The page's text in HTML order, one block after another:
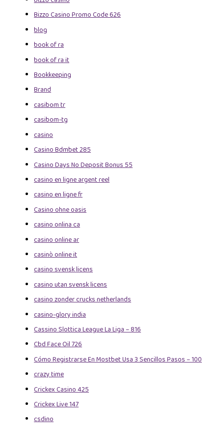
Bizzo Casino Promo Code 626
blog
book of ra
book of ra it
Bookkeeping
Brand
casibom tr
casibom-tg
casino
Casino Bdmbet 285
Casino Days No Deposit Bonus 55
casino en ligne argent reel
casino en ligne fr
Casino ohne oasis
casino onlina ca
casino online ar
casinò online it
casino svensk licens
casino utan svensk licens
casino zonder crucks netherlands
casino-glory india
Cassino Slottica League La Liga – 816
Cbd Face Oil 726
Cómo Registrarse En Mostbet Usa 3 Sencillos Pasos – 100
crazy time
Crickex Casino 425
Crickex Live 147
csdino